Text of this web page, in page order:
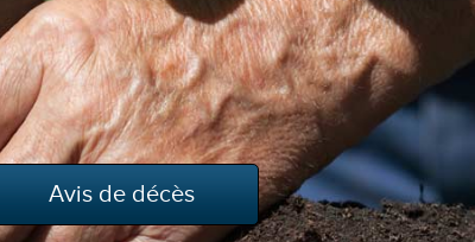
Avis de décès